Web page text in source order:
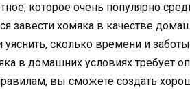
которое очень популярно
завести хомяка в качестве
уяснить, сколько времени и
в домашних условиях требует
вы сможете создать